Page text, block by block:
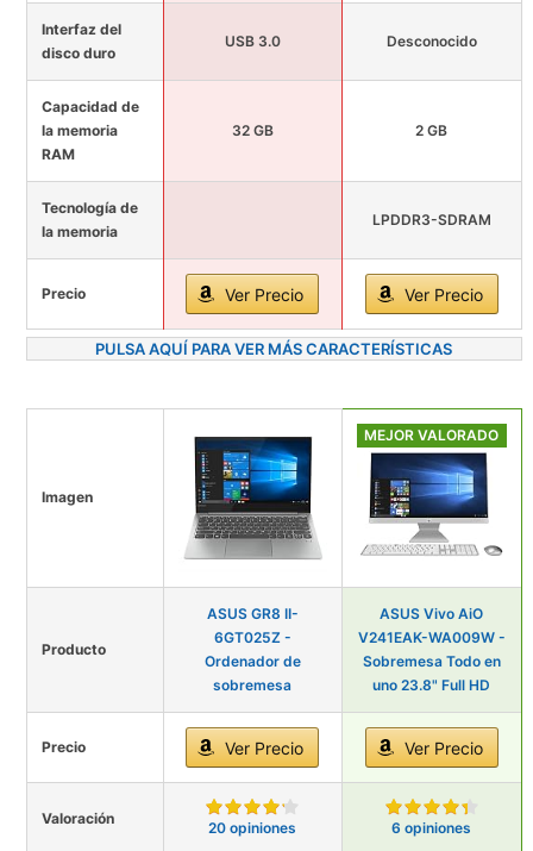
Interfaz del
disco duro
USB 3.0 Desconocido
Capacidad de
la memoria
RAM
32 GB 2 GB
Tecnología de
la memoria
LPDDR3-SDRAM
Precio Ver Precio Ver Precio
PULSA AQUÍ PARA VER MÁS CARACTERÍSTICAS
Imagen
MEJOR VALORADO
Producto
ASUS GR8 II-
6GT025Z -
Ordenador de
sobremesa
ASUS Vivo AiO
V241EAK-WA009W -
Sobremesa Todo en
uno 23.8" Full HD
Precio Ver Precio Ver Precio
Valoración
20 opiniones 6 opiniones